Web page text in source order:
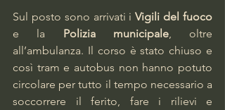
Sul posto sono arrivati i Vigili del fuoco
e la Polizia municipale, oltre
all’ambulanza. Il corso è stato chiuso e
così tram e autobus non hanno potuto
circolare per tutto il tempo necessario a
soccorrere il ferito, fare i rilievi e